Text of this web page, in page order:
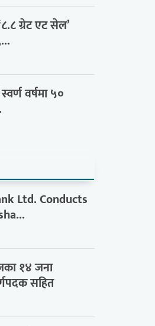
ग्रेट एट सेल’
वर्षमा ५०
Ltd. Conducts
१४ जना
सहित